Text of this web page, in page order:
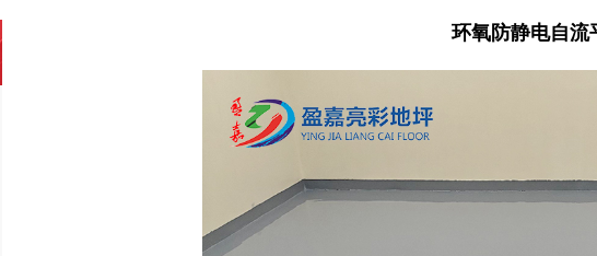
环氧防静电自流